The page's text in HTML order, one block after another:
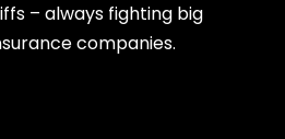
– always fighting big
companies.